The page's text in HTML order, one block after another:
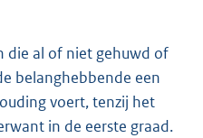
die al of niet gehuwd of
belanghebbende een
voert, tenzij het
in de eerste graad.